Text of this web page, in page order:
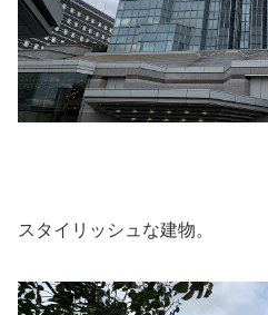
スタイリッシュな建物。